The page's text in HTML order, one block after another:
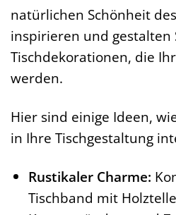
natürlichen Schönheit
inspirieren und gestalten
Tischdekorationen, die
werden.
Hier sind einige Ideen,
in Ihre Tischgestaltung
Rustikaler Charme:
Tischband mit